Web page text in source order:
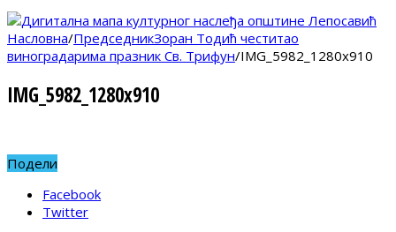
Насловна/ПредседникЗоран Тодић честитао
виноградарима празник Св. Трифун/IMG_5982_1280x910
IMG_5982_1280x910
Подели
Facebook
Twitter